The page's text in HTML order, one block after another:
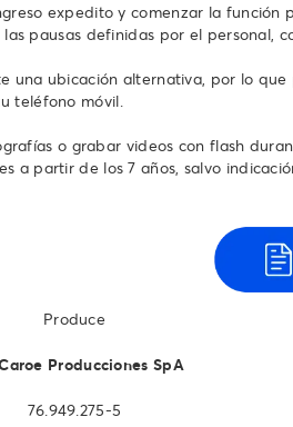
expedito y comenzar la función
pausas definidas por el
una ubicación alternativa, por lo
teléfono móvil.
o grabar videos con flash
a partir de los 7 años, salvo
Produce
Producciones SpA
76.949.275-5